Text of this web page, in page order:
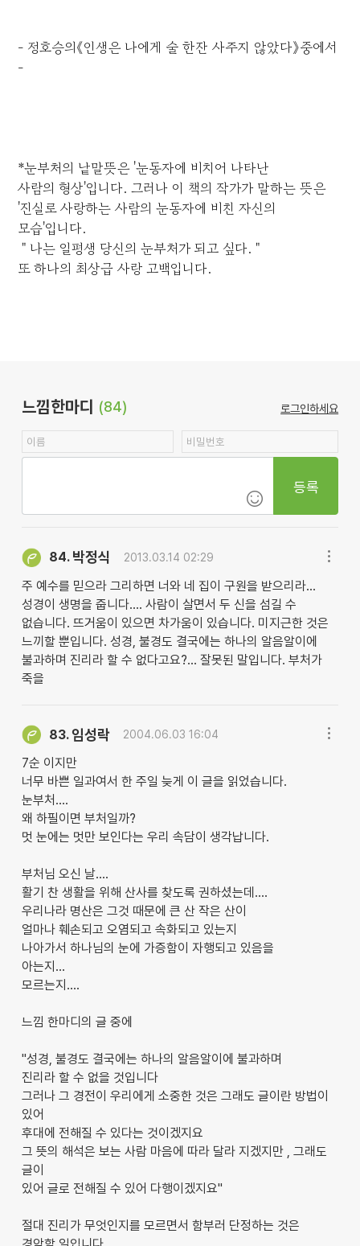
- 정호승의《인생은 나에게 술 한잔 사주지 않았다》중에서
-
*눈부처의 낱말뜻은 '눈동자에 비치어 나타난
사람의 형상'입니다. 그러나 이 책의 작가가 말하는 뜻은
'진실로 사랑하는 사람의 눈동자에 비친 자신의
모습'입니다.
＂나는 일평생 당신의 눈부처가 되고 싶다.＂
또 하나의 최상급 사랑 고백입니다.
느낌한마디 (84) 로그인하세요
등록
84. 박정식 2013.03.14 02:29
주 예수를 믿으라 그리하면 너와 네 집이 구원을 받으리라...
성경이 생명을 줍니다.... 사람이 살면서 두 신을 섬길 수
없습니다. 뜨거움이 있으면 차가움이 있습니다. 미지근한 것은
느끼할 뿐입니다. 성경, 불경도 결국에는 하나의 알음알이에
불과하며 진리라 할 수 없다고요?... 잘못된 말입니다. 부처가
죽을
83. 임성락 2004.06.03 16:04
7순 이지만
너무 바쁜 일과여서 한 주일 늦게 이 글을 읽었습니다.
눈부처....
왜 하필이면 부처일까?
멋 눈에는 멋만 보인다는 우리 속담이 생각납니다.
부처님 오신 날....
활기 찬 생활을 위해 산사를 찾도록 권하셨는데....
우리나라 명산은 그것 때문에 큰 산 작은 산이
얼마나 훼손되고 오염되고 속화되고 있는지
나아가서 하나님의 눈에 가증함이 자행되고 있음을
아는지...
모르는지....
느낌 한마디의 글 중에
"성경, 불경도 결국에는 하나의 알음알이에 불과하며
진리라 할 수 없을 것입니다
그러나 그 경전이 우리에게 소중한 것은 그래도 글이란 방법이
있어
후대에 전해질 수 있다는 것이겠지요
그 뜻의 해석은 보는 사람 마음에 따라 달라 지겠지만 , 그래도
글이
있어 글로 전해질 수 있어 다행이겠지요"
절대 진리가 무엇인지를 모르면서 함부러 단정하는 것은